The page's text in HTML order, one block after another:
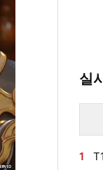
실
1